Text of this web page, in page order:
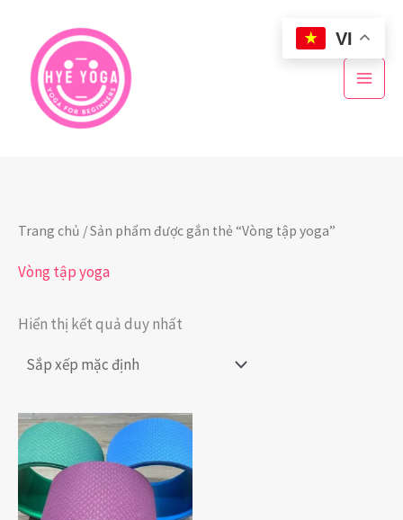
dung
Trang chủ / Sản phẩm được gắn thẻ “Vòng tập yoga”
Vòng tập yoga
Hiển thị kết quả duy nhất
Sản
phẩm
này
có
VI